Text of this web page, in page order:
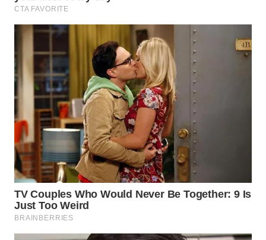
WN
SEMARANG
SOLO
WN
BOROBUDUR
WN
MADURA
WN
SURABAYA